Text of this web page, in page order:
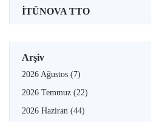
İTÜNOVA TTO
Arşiv
2026 Ağustos (7)
2026 Temmuz (22)
2026 Haziran (44)